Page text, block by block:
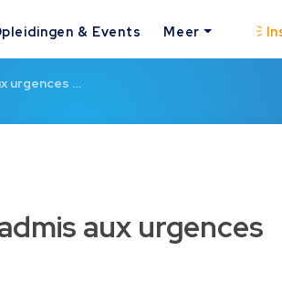
& Events Meer
urgences …
aux urgences